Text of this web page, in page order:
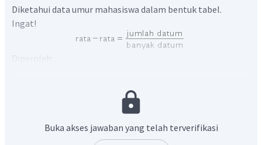
Diketahui data umur mahasiswa dalam bentuk tabel.
Ingat!
Jadi, rata-rata sampel adalah 20.
Buka akses jawaban yang telah terverifikasi